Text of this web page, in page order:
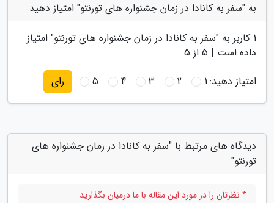
به "سفر به کانادا در زمان جشنواره های تورنتو" امتیاز دهید
1 کاربر به "سفر به کانادا در زمان جشنواره های تورنتو" امتیاز
داده است | 5 از 5
امتیاز دهید:1
2
3
4
5 رای
دیدگاه های مرتبط با "سفر به کانادا در زمان جشنواره های
تورنتو"
* نظرتان را در مورد این مقاله با ما درمیان بگذارید